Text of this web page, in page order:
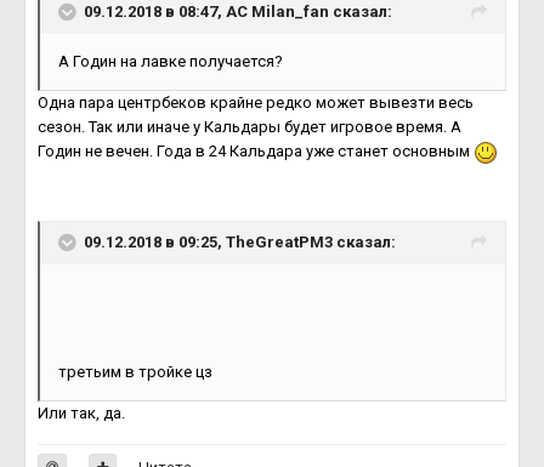
09.12.2018 в 08:47, AC Milan_fan сказал:
А Годин на лавке получается?
Одна пара центрбеков крайне редко может вывезти весь
сезон. Так или иначе у Кальдары будет игровое время. А
Годин не вечен. Года в 24 Кальдара уже станет основным
09.12.2018 в 09:25, TheGreatPM3 сказал:
третьим в тройке цз
Или так, да.